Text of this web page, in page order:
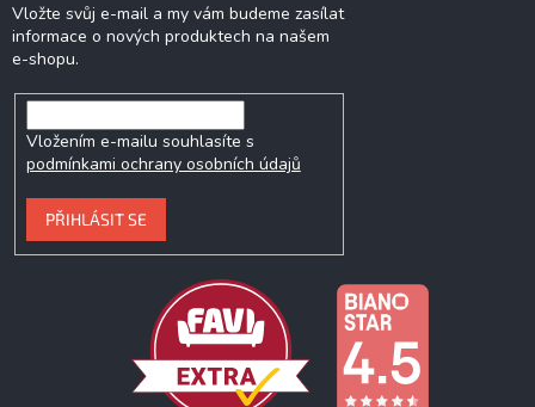
Vložte svůj e-mail a my vám budeme zasílat
informace o nových produktech na našem
e-shopu.
Vložením e-mailu souhlasíte s
podmínkami ochrany osobních údajů
PŘIHLÁSIT SE